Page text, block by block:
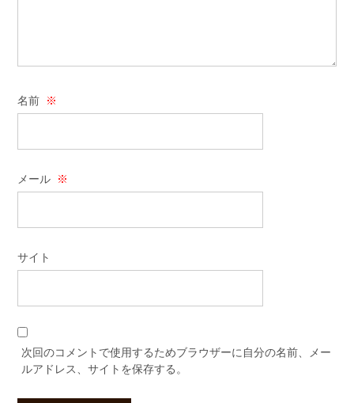
名前 ※
メール ※
サイト
次回のコメントで使用するためブラウザーに自分の名前、メー
ルアドレス、サイトを保存する。